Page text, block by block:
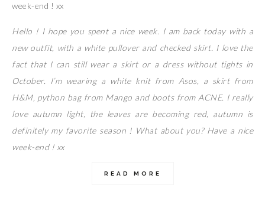
week-end ! xx
Hello ! I hope you spent a nice week. I am back today with a
new outfit, with a white pullover and checked skirt. I love the
fact that I can still wear a skirt or a dress without tights in
October. I’m wearing a white knit from Asos, a skirt from
H&M, python bag from Mango and boots from ACNE. I really
love autumn light, the leaves are becoming red, autumn is
definitely my favorite season ! What about you? Have a nice
week-end ! xx
READ MORE